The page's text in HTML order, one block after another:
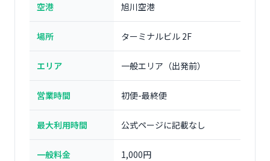
空港 旭川空港
場所 ターミナルビル 2F
エリア 一般エリア（出発前）
営業時間 初便-最終便
最大利用時間 公式ページに記載なし
一般料金 1,000円